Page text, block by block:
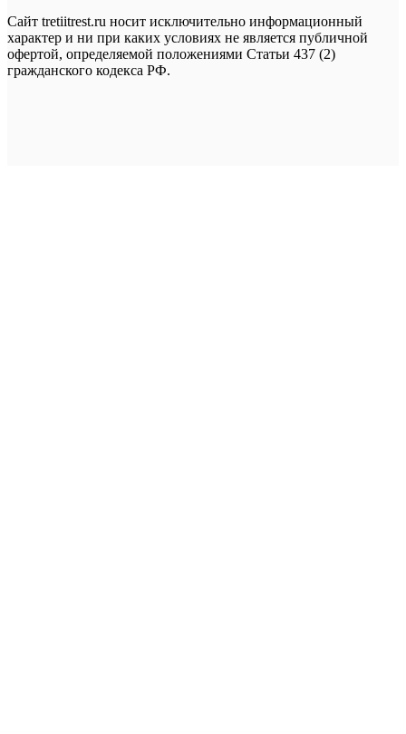
Сайт tretiitrest.ru носит исключительно информационный
характер и ни при каких условиях не является публичной
офертой, определяемой положениями Статьи 437 (2)
гражданского кодекса РФ.